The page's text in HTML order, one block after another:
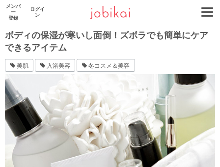
メンバ
ー
登録
ログイ
ン
ボディの保湿が寒いし面倒！ズボラでも簡単にケア
できるアイテム
美肌 入浴美容 冬コスメ＆美容